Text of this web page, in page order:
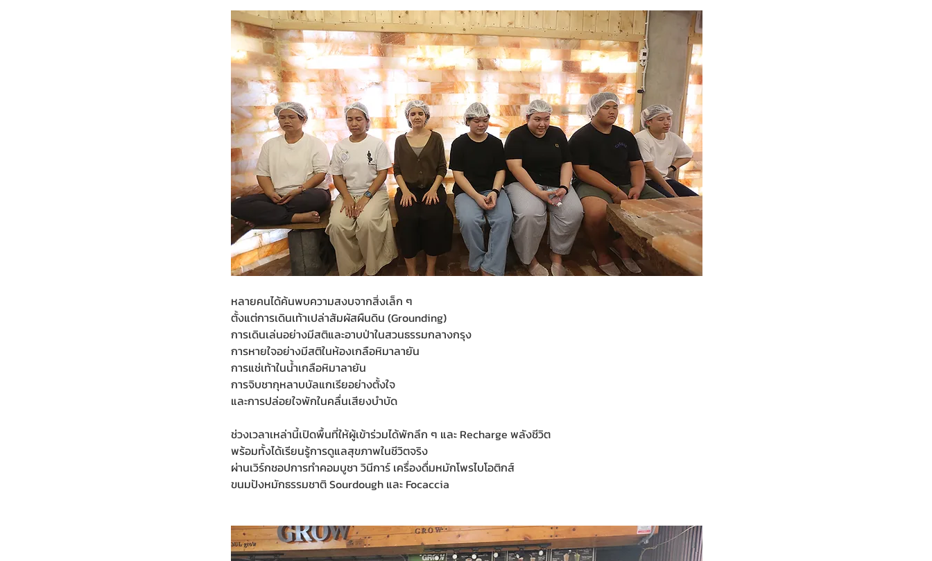
หลายคนได้ค้นพบความสงบจากสิ่งเล็ก ๆ
ตั้งแต่การเดินเท้าเปล่าสัมผัสผืนดิน (Grounding)
การเดินเล่นอย่างมีสติและอาบป่าในสวนธรรมกลางกรุง
การหายใจอย่างมีสติในห้องเกลือหิมาลายัน
การแช่เท้าในน้ำเกลือหิมาลายัน
การจิบชากุหลาบบัลแกเรียอย่างตั้งใจ
และการปล่อยใจพักในคลื่นเสียงบำบัด
ช่วงเวลาเหล่านี้เปิดพื้นที่ให้ผู้เข้าร่วมได้พักลึก ๆ และ Recharge พลังชีวิต
พร้อมทั้งได้เรียนรู้การดูแลสุขภาพในชีวิตจริง
ผ่านเวิร์กชอปการทำคอมบูชา วินีการ์ เครื่องดื่มหมักโพรไบโอติกส์
ขนมปังหมักธรรมชาติ Sourdough และ Focaccia